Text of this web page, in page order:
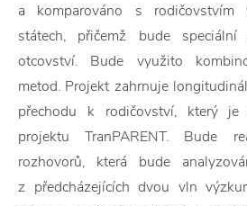
a komparováno s rodičovstvím
státech, přičemž bude speciální
otcovství. Bude využito
metod. Projekt zahrnuje
přechodu k rodičovství, který je
projektu TranPARENT. Bude
rozhovorů, která bude
z předcházejících dvou vln